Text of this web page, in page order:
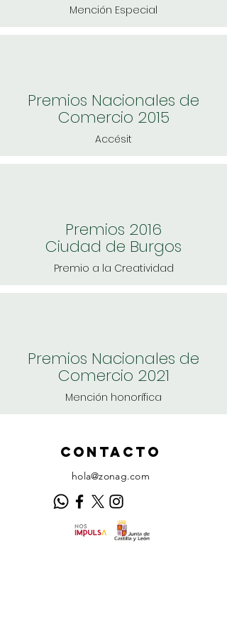
Mención Especial
Premios Nacionales de
Comercio 2015
Accésit
Premios 2016
Ciudad de Burgos
Premio a la Creatividad
Premios Nacionales de
Comercio 2021
Mención honorífica
ContactO
hola@zonag.com